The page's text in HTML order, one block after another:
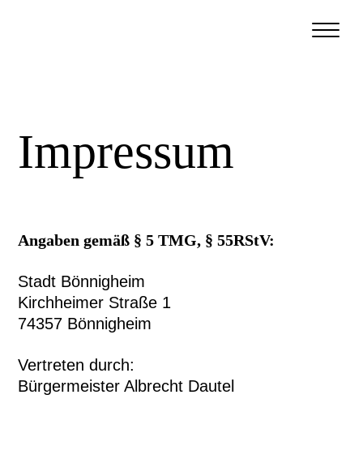
Impressum
Angaben gemäß § 5 TMG, § 55RStV:
Stadt Bönnigheim
Kirchheimer Straße 1
74357 Bönnigheim
Vertreten durch:
Bürgermeister Albrecht Dautel